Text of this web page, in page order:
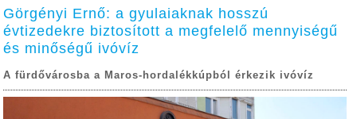
Görgényi Ernő: a gyulaiaknak hosszú
évtizedekre biztosított a megfelelő mennyiségű
és minőségű ivóvíz
A fürdővárosba a Maros-hordalékkúpból érkezik ivóvíz